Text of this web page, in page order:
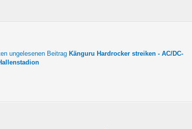
Känguru Hardrocker streiken - AC/DC-